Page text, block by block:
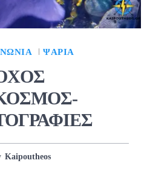
ΨΆΡΙΑ
Kaipoutheos